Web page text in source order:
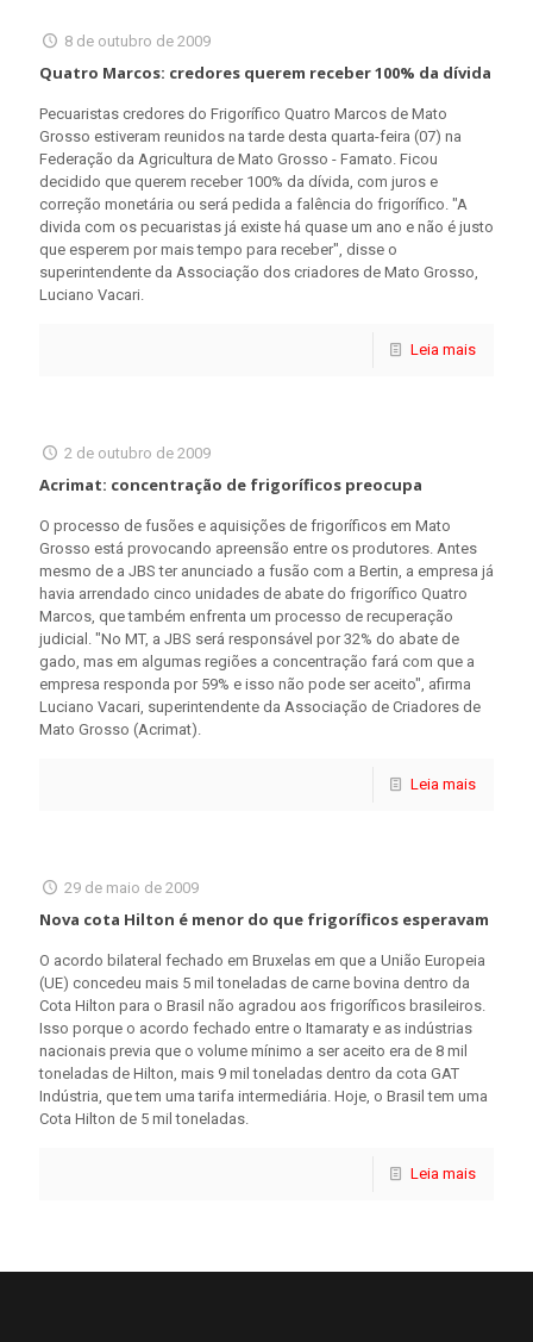
8 de outubro de 2009
Quatro Marcos: credores querem receber 100% da dívida
Pecuaristas credores do Frigorífico Quatro Marcos de Mato
Grosso estiveram reunidos na tarde desta quarta-feira (07) na
Federação da Agricultura de Mato Grosso - Famato. Ficou
decidido que querem receber 100% da dívida, com juros e
correção monetária ou será pedida a falência do frigorífico. "A
divida com os pecuaristas já existe há quase um ano e não é justo
que esperem por mais tempo para receber", disse o
superintendente da Associação dos criadores de Mato Grosso,
Luciano Vacari.
Leia mais
2 de outubro de 2009
Acrimat: concentração de frigoríficos preocupa
O processo de fusões e aquisições de frigoríficos em Mato
Grosso está provocando apreensão entre os produtores. Antes
mesmo de a JBS ter anunciado a fusão com a Bertin, a empresa já
havia arrendado cinco unidades de abate do frigorífico Quatro
Marcos, que também enfrenta um processo de recuperação
judicial. "No MT, a JBS será responsável por 32% do abate de
gado, mas em algumas regiões a concentração fará com que a
empresa responda por 59% e isso não pode ser aceito", afirma
Luciano Vacari, superintendente da Associação de Criadores de
Mato Grosso (Acrimat).
Leia mais
29 de maio de 2009
Nova cota Hilton é menor do que frigoríficos esperavam
O acordo bilateral fechado em Bruxelas em que a União Europeia
(UE) concedeu mais 5 mil toneladas de carne bovina dentro da
Cota Hilton para o Brasil não agradou aos frigoríficos brasileiros.
Isso porque o acordo fechado entre o Itamaraty e as indústrias
nacionais previa que o volume mínimo a ser aceito era de 8 mil
toneladas de Hilton, mais 9 mil toneladas dentro da cota GAT
Indústria, que tem uma tarifa intermediária. Hoje, o Brasil tem uma
Cota Hilton de 5 mil toneladas.
Leia mais